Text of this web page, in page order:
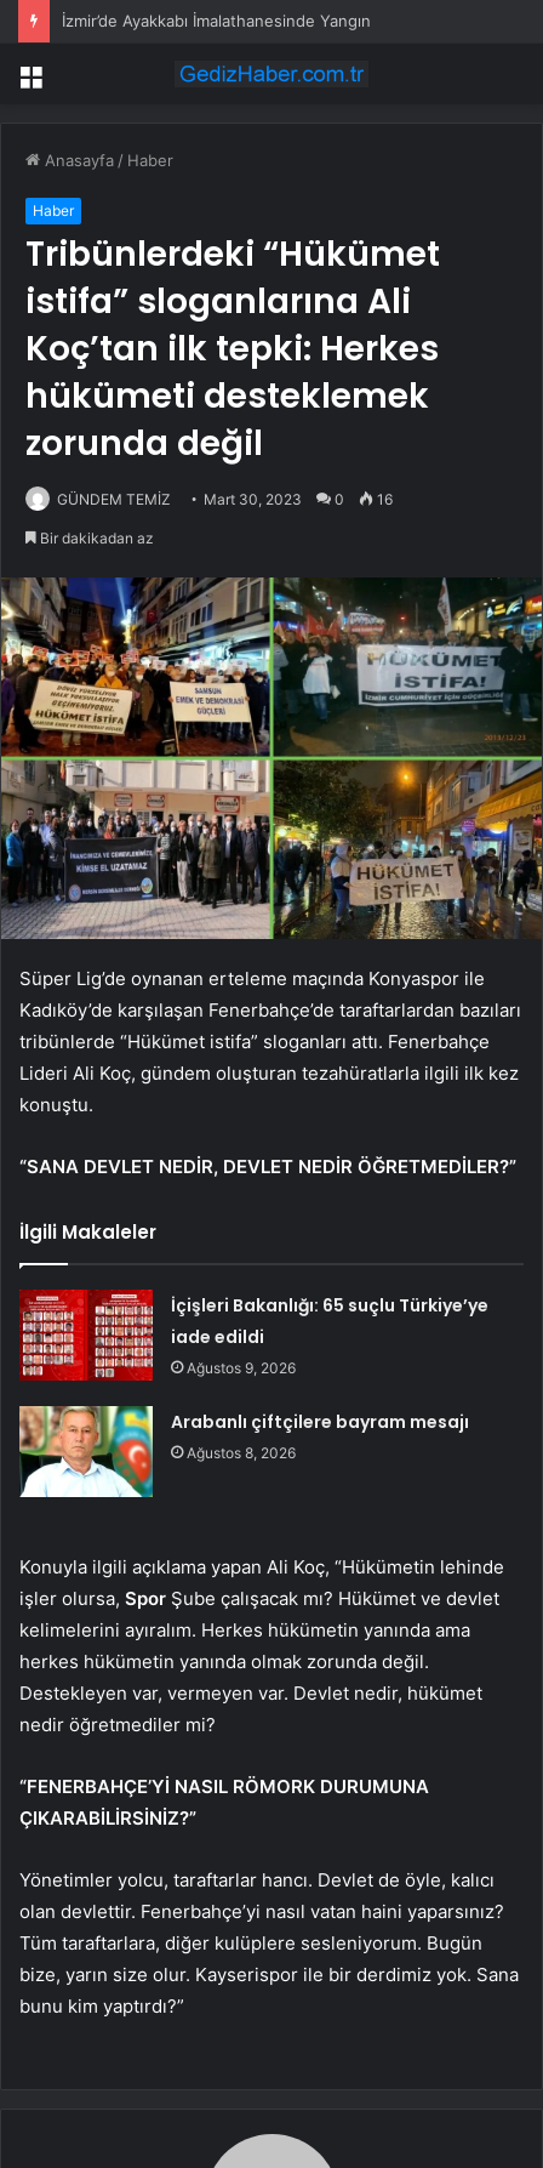
İzmir’de Ayakkabı İmalathanesinde Yangın
Menü
Anasayfa / Haber
Haber
Tribünlerdeki “Hükümet
istifa” sloganlarına Ali
Koç’tan ilk tepki: Herkes
hükümeti desteklemek
zorunda değil
GÜNDEM TEMİZ Mart 30, 2023 0 16
Bir dakikadan az
Süper Lig’de oynanan erteleme maçında Konyaspor ile
Kadıköy’de karşılaşan Fenerbahçe’de taraftarlardan bazıları
tribünlerde “Hükümet istifa” sloganları attı. Fenerbahçe
Lideri Ali Koç, gündem oluşturan tezahüratlarla ilgili ilk kez
konuştu.
“SANA DEVLET NEDİR, DEVLET NEDİR ÖĞRETMEDİLER?”
İlgili Makaleler
İçişleri Bakanlığı: 65 suçlu Türkiye’ye
iade edildi
Ağustos 9, 2026
Arabanlı çiftçilere bayram mesajı
Ağustos 8, 2026
Konuyla ilgili açıklama yapan Ali Koç, “Hükümetin lehinde
işler olursa, Spor Şube çalışacak mı? Hükümet ve devlet
kelimelerini ayıralım. Herkes hükümetin yanında ama
herkes hükümetin yanında olmak zorunda değil.
Destekleyen var, vermeyen var. Devlet nedir, hükümet
nedir öğretmediler mi?
“FENERBAHÇE’Yİ NASIL RÖMORK DURUMUNA
ÇIKARABİLİRSİNİZ?”
Yönetimler yolcu, taraftarlar hancı. Devlet de öyle, kalıcı
olan devlettir. Fenerbahçe’yi nasıl vatan haini yaparsınız?
Tüm taraftarlara, diğer kulüplere sesleniyorum. Bugün
bize, yarın size olur. Kayserispor ile bir derdimiz yok. Sana
bunu kim yaptırdı?”